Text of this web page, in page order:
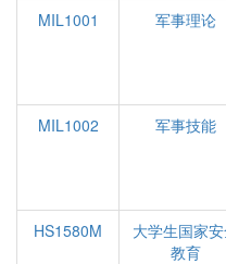
MIL1001 军事理论
MIL1002
军事技能
HS1580M
大学生国家
教育